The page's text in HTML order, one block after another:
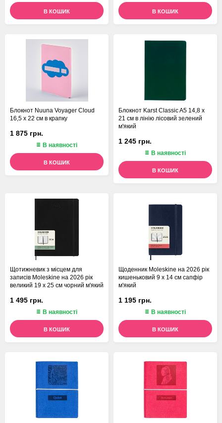
В КОШИК В КОШИК
Блокнот Nuuna Voyager Cloud
16,5 х 22 см в крапку
1 875 грн.
В наявності
В КОШИК
Блокнот Karst Classic A5 14,8 х
21 см в лінію лісовий зелений
м'який
1 245 грн.
В наявності
В КОШИК
Щотижневик з місцем для
записів Moleskine на 2026 рік
великий 19 х 25 см чорний м'який
1 495 грн.
В наявності
В КОШИК
Щоденник Moleskine на 2026 рік
кишеньковий 9 х 14 см сапфір
м'який
1 195 грн.
В наявності
В КОШИК